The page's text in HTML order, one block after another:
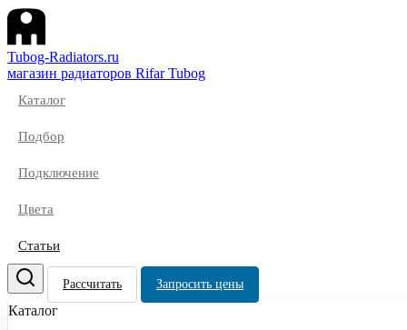
Tubog-Radiators.ru
магазин радиаторов Rifar Tubog
Каталог
Подбор
Подключение
Цвета
Статьи
Рассчитать Запросить цены
Каталог